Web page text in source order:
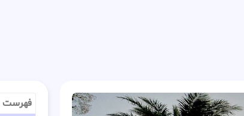
فهرست